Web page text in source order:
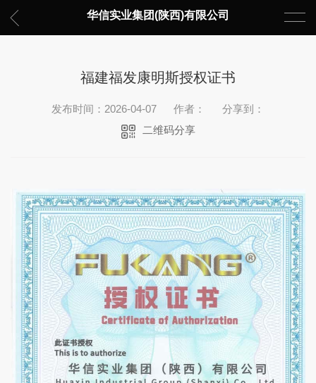
华信实业集团(陕西)有限公司
福建福发康明斯授权证书
发布时间：2026-04-07 作者：
分享到：
二维码分享